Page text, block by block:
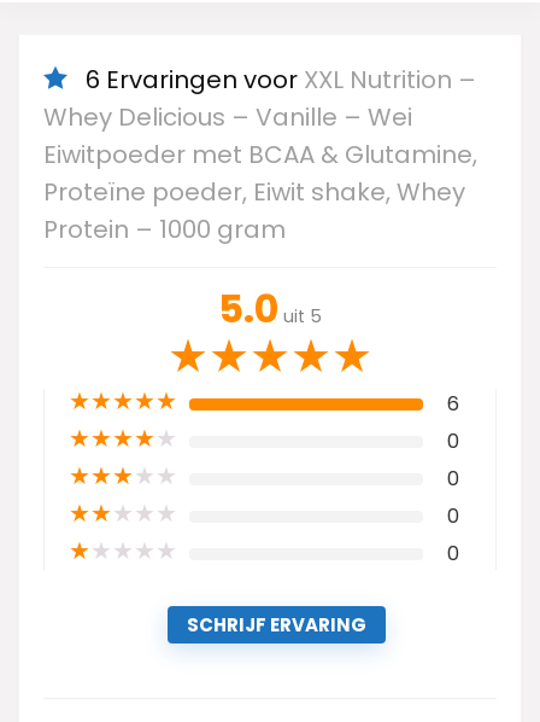
6 Ervaringen voor XXL Nutrition –
Whey Delicious – Vanille – Wei
Eiwitpoeder met BCAA & Glutamine,
Proteïne poeder, Eiwit shake, Whey
Protein – 1000 gram
5.0 uit 5
★★★★★
★★★★★ 6
★★★★★ 0
★★★★★ 0
★★★★★ 0
★★★★★ 0
SCHRIJF ERVARING